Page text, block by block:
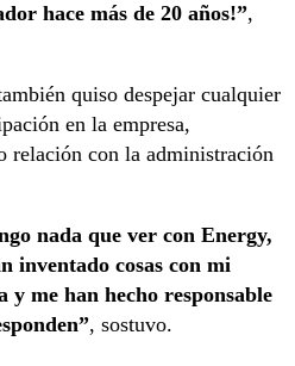
hace más de 20 años!”,
quiso despejar cualquier
en la empresa,
relación con la administración
nada que ver con Energy,
inventado cosas con mi
me han hecho responsable
, sostuvo.